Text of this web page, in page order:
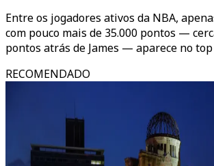
Entre os jogadores ativos da NBA,
com pouco mais de 35.000 pontos —
pontos atrás de James — aparece no top
RECOMENDADO